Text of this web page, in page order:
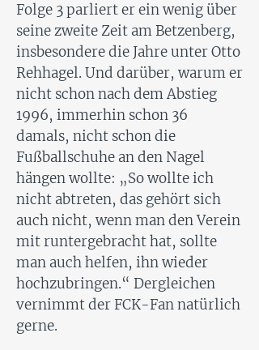
Folge 3 parliert er ein wenig über
seine zweite Zeit am Betzenberg,
insbesondere die Jahre unter Otto
Rehhagel. Und darüber, warum er
nicht schon nach dem Abstieg
1996, immerhin schon 36
damals, nicht schon die
Fußballschuhe an den Nagel
hängen wollte: „So wollte ich
nicht abtreten, das gehört sich
auch nicht, wenn man den Verein
mit runtergebracht hat, sollte
man auch helfen, ihn wieder
hochzubringen.“ Dergleichen
vernimmt der FCK-Fan natürlich
gerne.